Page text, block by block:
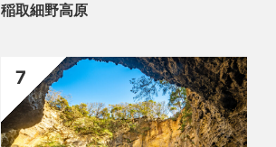
稲取細野高原
7